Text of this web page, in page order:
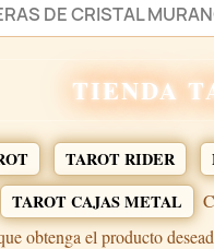
DE CRISTAL
TIENDA
TAROT RIDER
TAROT CAJAS METAL
obtenga el producto